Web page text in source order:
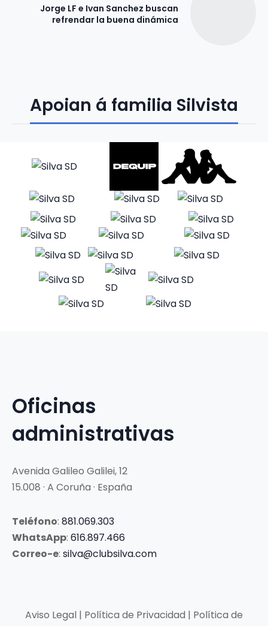
Jorge LF e Ivan Sanchez buscan
refrendar la buena dinámica
Apoian á familia Silvista
Oficinas
administrativas
Avenida Galileo Galilei, 12
15.008 · A Coruña · España
Teléfono: 881.069.303
WhatsApp: 616.897.466
Correo-e: silva@clubsilva.com
Aviso Legal | Política de Privacidad | Política de